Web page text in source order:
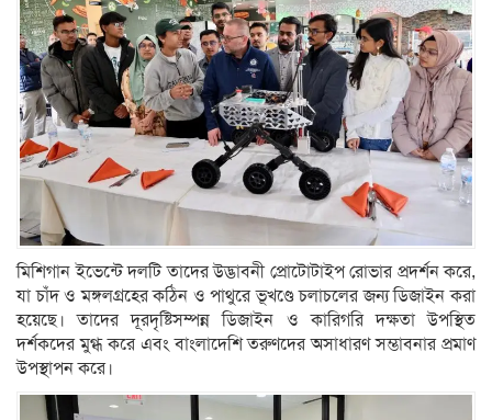
মিশিগান ইভেন্টে দলটি তাদের উদ্ভাবনী প্রোটোটাইপ রোভার প্রদর্শন করে,
যা চাঁদ ও মঙ্গলগ্রহের কঠিন ও পাথুরে ভূখণ্ডে চলাচলের জন্য ডিজাইন করা
হয়েছে। তাদের দূরদৃষ্টিসম্পন্ন ডিজাইন ও কারিগরি দক্ষতা উপস্থিত
দর্শকদের মুগ্ধ করে এবং বাংলাদেশি তরুণদের অসাধারণ সম্ভাবনার প্রমাণ
উপস্থাপন করে।